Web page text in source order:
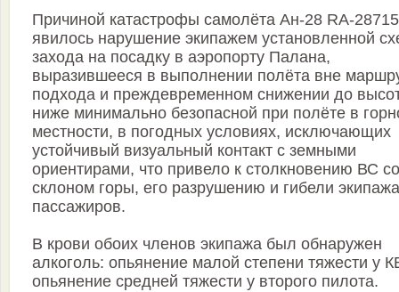
Причиной катастрофы самолёта Ан-28 RA-28715
явилось нарушение экипажем установленной
захода на посадку в аэропорту Палана,
выразившееся в выполнении полёта вне
подхода и преждевременном снижении до
ниже минимально безопасной при полёте в
местности, в погодных условиях, исключающих
устойчивый визуальный контакт с земными
ориентирами, что привело к столкновению ВС со
склоном горы, его разрушению и гибели
пассажиров.
В крови обоих членов экипажа был обнаружен
алкоголь: опьянение малой степени тяжести у
опьянение средней тяжести у второго пилота.